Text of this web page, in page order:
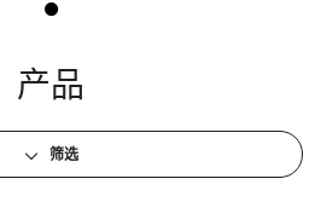
产品
筛选